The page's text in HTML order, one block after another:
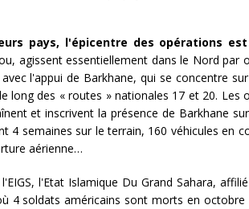
pays, l'épicentre des opérations
agissent essentiellement dans le Nord par
l'appui de Barkhane, qui se concentre
long des « routes » nationales 17 et 20. Les
et inscrivent la présence de Barkhane
4 semaines sur le terrain, 160 véhicules en
aérienne…
l'Etat Islamique Du Grand Sahara,
4 soldats américains sont morts en octobre